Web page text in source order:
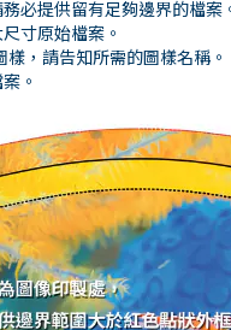
必提供留有足夠邊界的檔
寸原始檔案。
，請告知所需的圖樣名稱。
。